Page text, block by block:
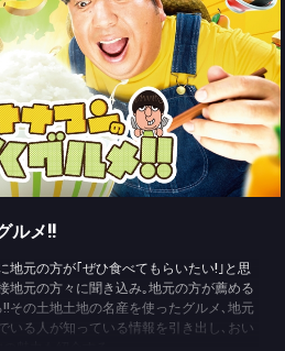
ルメ!!
地元の方が｢ぜひ食べてもらいたい!｣と思
地元の方々に聞き込み｡地元の方が薦める
その土地土地の名産を使ったグルメ､地元
いる人が知っている情報を引き出し､おい